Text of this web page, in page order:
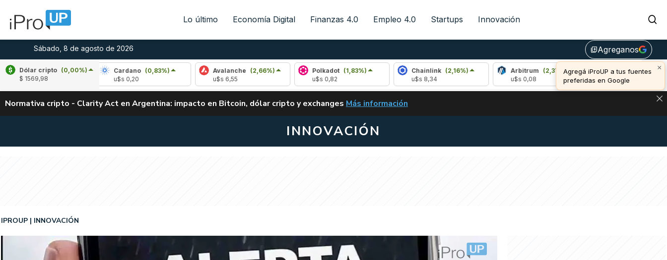
Lo último Economía Digital Finanzas 4.0 Empleo 4.0 Startups Innovación
Sábado, 8 de agosto de 2026 library_addAgreganos
×
Agregá iProUP a tus fuentes
preferidas en Google
Dólar cripto (0,00%)
$ 1569,98
(3,12%)
Cardano (0,83%)
Avalanche
(2,66%)
Polkadot (1,83%)
Chainlink (2,16%)
Arbitrum (2,37%)
Bitcoin
(0,82%)
u$s 65.069,00
Normativa cripto - Clarity Act en Argentina: impacto en Bitcoin, dólar cripto y exchanges CLARITY ACT EN ARGENTINA: IMPACTO EN BITCOIN, DÓLAR CRIPTO Y EXCHANGES
Más información
INNOVACIÓN
IPROUP INNOVACIÓN